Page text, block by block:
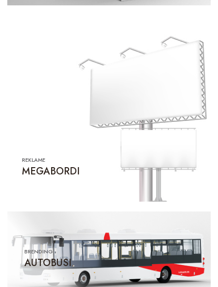
REKLAME
MEGABORDI
BRENDING
AUTOBUSI